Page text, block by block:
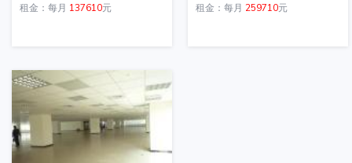
租金：每月 137610元
租金：每月 259710元